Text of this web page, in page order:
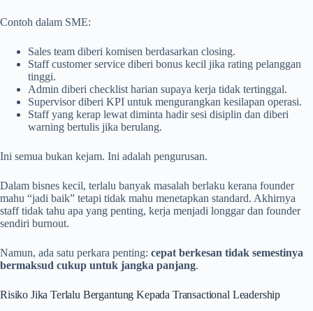
Contoh dalam SME:
Sales team diberi komisen berdasarkan closing.
Staff customer service diberi bonus kecil jika rating pelanggan
tinggi.
Admin diberi checklist harian supaya kerja tidak tertinggal.
Supervisor diberi KPI untuk mengurangkan kesilapan operasi.
Staff yang kerap lewat diminta hadir sesi disiplin dan diberi
warning bertulis jika berulang.
Ini semua bukan kejam. Ini adalah pengurusan.
Dalam bisnes kecil, terlalu banyak masalah berlaku kerana founder
mahu “jadi baik” tetapi tidak mahu menetapkan standard. Akhirnya
staff tidak tahu apa yang penting, kerja menjadi longgar dan founder
sendiri burnout.
Namun, ada satu perkara penting: cepat berkesan tidak semestinya
bermaksud cukup untuk jangka panjang.
Risiko Jika Terlalu Bergantung Kepada Transactional Leadership